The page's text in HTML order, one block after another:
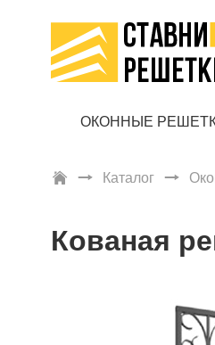
ОКОННЫЕ
Каталог
Кованая